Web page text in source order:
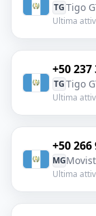
TGTigo
Ultima
+50 237
TGTigo
Ultima
+50 266
MG
Ultima